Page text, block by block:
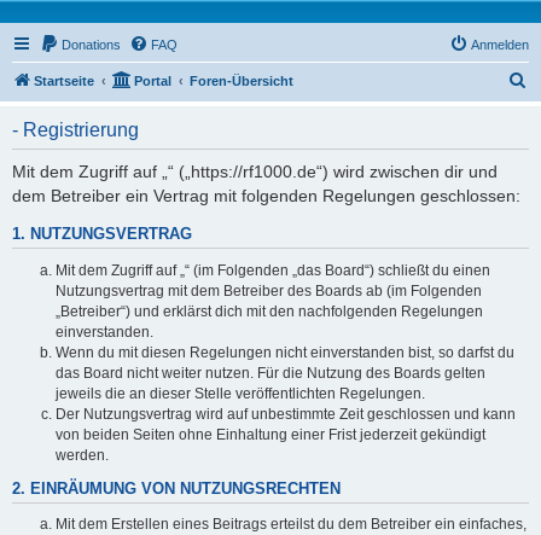
Donations FAQ Anmelden
Startseite Portal Foren-Übersicht
- Registrierung
Mit dem Zugriff auf „“ („https://rf1000.de“) wird zwischen dir und
dem Betreiber ein Vertrag mit folgenden Regelungen geschlossen:
1. NUTZUNGSVERTRAG
Mit dem Zugriff auf „“ (im Folgenden „das Board“) schließt du einen
Nutzungsvertrag mit dem Betreiber des Boards ab (im Folgenden
„Betreiber“) und erklärst dich mit den nachfolgenden Regelungen
einverstanden.
Wenn du mit diesen Regelungen nicht einverstanden bist, so darfst du
das Board nicht weiter nutzen. Für die Nutzung des Boards gelten
jeweils die an dieser Stelle veröffentlichten Regelungen.
Der Nutzungsvertrag wird auf unbestimmte Zeit geschlossen und kann
von beiden Seiten ohne Einhaltung einer Frist jederzeit gekündigt
werden.
2. EINRÄUMUNG VON NUTZUNGSRECHTEN
Mit dem Erstellen eines Beitrags erteilst du dem Betreiber ein einfaches,